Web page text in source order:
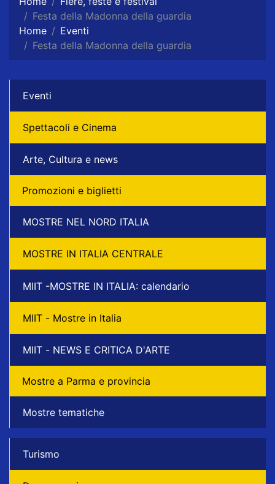
Festa della Madonna della guardia
Home
Eventi
Festa della Madonna della guardia
Eventi
Spettacoli e Cinema
Arte, Cultura e news
Promozioni e biglietti
MOSTRE NEL NORD ITALIA
MOSTRE IN ITALIA CENTRALE
MIIT -MOSTRE IN ITALIA: calendario
MIIT - Mostre in Italia
MIIT - NEWS E CRITICA D'ARTE
Mostre a Parma e provincia
Mostre tematiche
Turismo